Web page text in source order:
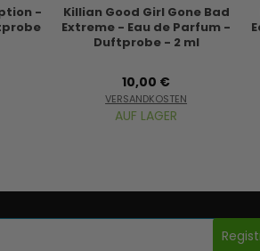
-
Killian Good Girl Gone Bad
Extreme - Eau de Parfum -
Duftprobe - 2 ml
10,00 €
VERSANDKOSTEN
AUF LAGER